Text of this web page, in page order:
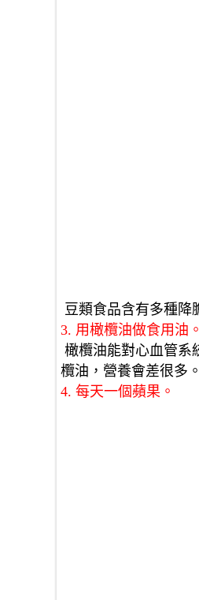
豆類食品含有多種降
3. 用橄欖油做食用油。
欖油，營養會差很多。
4. 每天一個蘋果。